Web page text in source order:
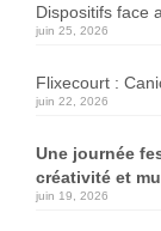
Sports
Dispositifs face
juin 25, 2026
Flixecourt :
juin 22, 2026
Une journée
créativité et
juin 19, 2026